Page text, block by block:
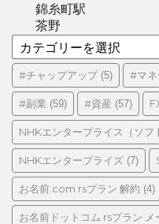
錦糸町駅
茶野
テ
ゴ
リ
ー
#チャップアップ(5) #マネ
#副業 (59) #資産 (57)
NHKエンタープライス（ソフ
NHKエンタープライズ (7)
お名前.com rsプラン 解約 (4)
お名前ドットコム rsプラン メ